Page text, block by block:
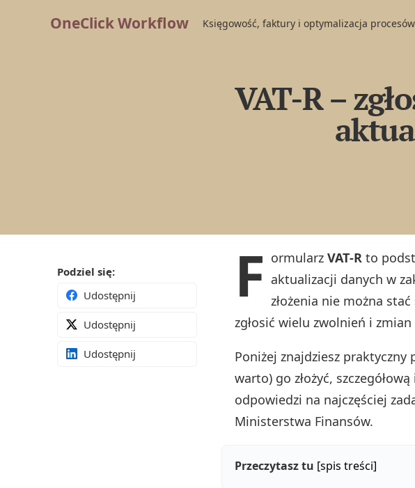
OneClick Workflow Księgowość, faktury i optymalizacja
VAT-R –
Podziel się:
Udostępnij
Udostępnij
Udostępnij
F ormularz VAT‑R to
aktualizacji danych w
złożenia nie można
zgłosić wielu zwolnień i zmian
Poniżej znajdziesz praktyczny
warto) go złożyć,
odpowiedzi na najczęściej
Ministerstwa Finansów.
Przeczytasz tu [spis treści]